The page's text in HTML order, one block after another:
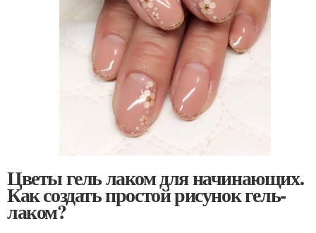
Цветы гель лаком для начинающих.
Как создать простой рисунок гель-
лаком?